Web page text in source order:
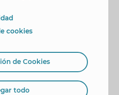
cookies
de Cookies
todo